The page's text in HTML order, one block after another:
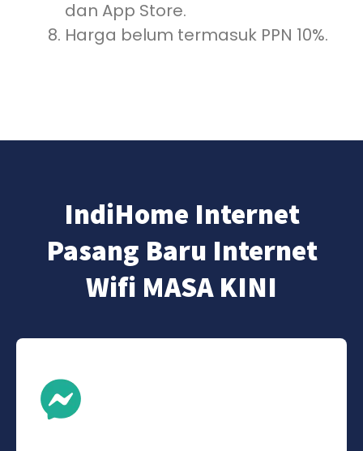
dan App Store.
Harga belum termasuk PPN 10%.
IndiHome Internet
Pasang Baru Internet
Wifi MASA KINI